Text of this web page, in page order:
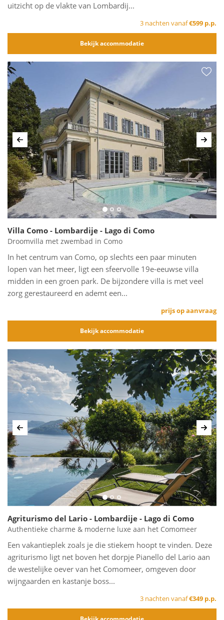
uitzicht op de vlakte van Lombardij...
3 nachten vanaf€599 p.p.
Bekijk accommodatie
Vorige
Villa Como - Lombardije - Lago di Como
Droomvilla met zwembad in Como
In het centrum van Como, op slechts een paar minuten
lopen van het meer, ligt een sfeervolle 19e-eeuwse villa
midden in een groen park. De bijzondere villa is met veel
zorg gerestaureerd en ademt een...
prijs op aanvraag
Bekijk accommodatie
Vorige
Agriturismo del Lario - Lombardije - Lago di Como
Authentieke charme & moderne luxe aan het Comomeer
Een vakantieplek zoals je die stiekem hoopt te vinden. Deze
agriturismo ligt net boven het dorpje Pianello del Lario aan
de westelijke oever van het Comomeer, omgeven door
wijngaarden en kastanje boss...
3 nachten vanaf€349 p.p.